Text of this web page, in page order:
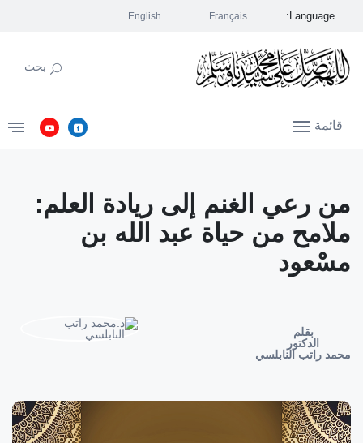
Language:
English Français
بحث
قائمة
من رعي الغنم إلى ريادة العلم:
ملامح من حياة عبد الله بن
مسْعود
بقلم
الدكتور
محمد راتب النابلسي